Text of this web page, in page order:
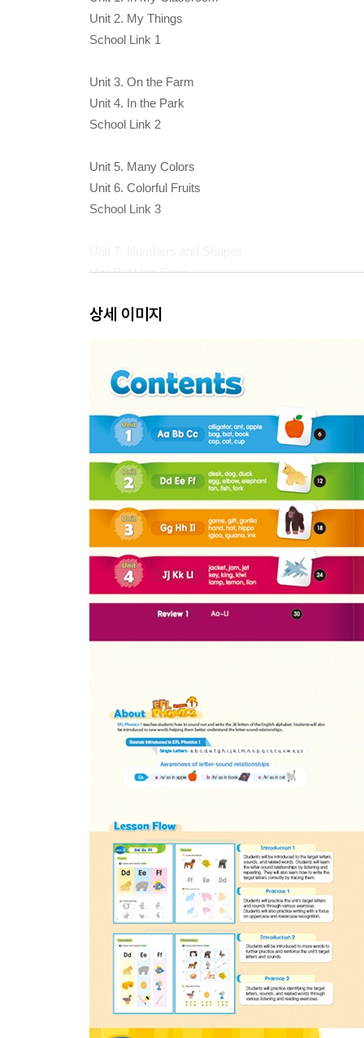
Unit 2. My Things
School Link 1
Unit 3. On the Farm
Unit 4. In the Park
School Link 2
Unit 5. Many Colors
Unit 6. Colorful Fruits
School Link 3
Unit 8. At the Store
School Link 5
Unit11. Our Feelings
Unit12. Our Pets
School Link 6
English Sounds
Scope and Sequencd
Key Words
상세 이미지